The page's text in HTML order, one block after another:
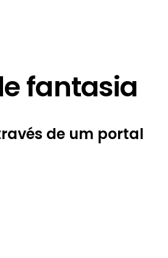
fantasia
de um portal